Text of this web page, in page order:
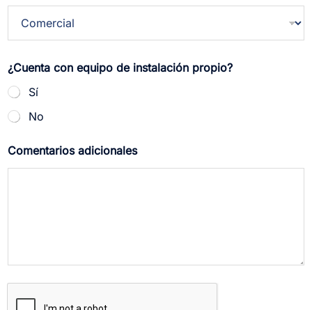
¿Cuenta con equipo de instalación propio?
Sí
No
Comentarios adicionales